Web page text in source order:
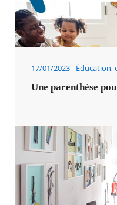
17/01/2023 Éducation,
Une parenthèse